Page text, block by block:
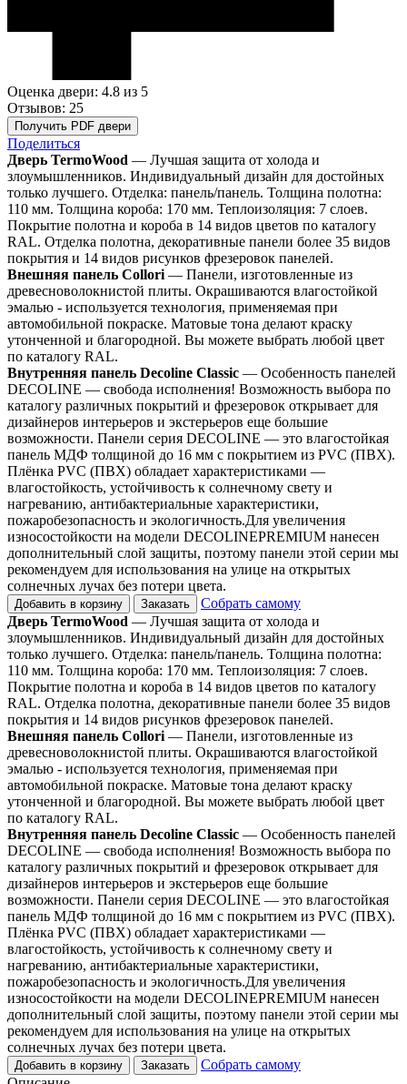
Оценка двери: 4.8 из 5
Отзывов: 25
Получить PDF двери
Поделиться
Дверь TermoWood — Лучшая защита от холода и
злоумышленников. Индивидуальный дизайн для достойных
только лучшего. Отделка: панель/панель. Толщина полотна:
110 мм. Толщина короба: 170 мм. Теплоизоляция: 7 слоев.
Покрытие полотна и короба в 14 видов цветов по каталогу
RAL. Отделка полотна, декоративные панели более 35 видов
покрытия и 14 видов рисунков фрезеровок панелей.
Внешняя панель Collori — Панели, изготовленные из
древесноволокнистой плиты. Окрашиваются влагостойкой
эмалью - используется технология, применяемая при
автомобильной покраске. Матовые тона делают краску
утонченной и благородной. Вы можете выбрать любой цвет
по каталогу RAL.
Внутренняя панель Decoline Classic — Особенность панелей
DECOLINE — свобода исполнения! Возможность выбора по
каталогу различных покрытий и фрезеровок открывает для
дизайнеров интерьеров и экстерьеров еще большие
возможности. Панели серия DECOLINE — это влагостойкая
панель МДФ толщиной до 16 мм с покрытием из PVC (ПВХ).
Плёнка PVC (ПВХ) обладает характеристиками —
влагостойкость, устойчивость к солнечному свету и
нагреванию, антибактериальные характеристики,
пожаробезопасность и экологичность.Для увеличения
износостойкости на модели DECOLINEPREMIUM нанесен
дополнительный слой защиты, поэтому панели этой серии мы
рекомендуем для использования на улице на открытых
солнечных лучах без потери цвета.
Добавить в корзину Заказать
Собрать самому
Дверь TermoWood — Лучшая защита от холода и
злоумышленников. Индивидуальный дизайн для достойных
только лучшего. Отделка: панель/панель. Толщина полотна:
110 мм. Толщина короба: 170 мм. Теплоизоляция: 7 слоев.
Покрытие полотна и короба в 14 видов цветов по каталогу
RAL. Отделка полотна, декоративные панели более 35 видов
покрытия и 14 видов рисунков фрезеровок панелей.
Внешняя панель Collori — Панели, изготовленные из
древесноволокнистой плиты. Окрашиваются влагостойкой
эмалью - используется технология, применяемая при
автомобильной покраске. Матовые тона делают краску
утонченной и благородной. Вы можете выбрать любой цвет
по каталогу RAL.
Внутренняя панель Decoline Classic — Особенность панелей
DECOLINE — свобода исполнения! Возможность выбора по
каталогу различных покрытий и фрезеровок открывает для
дизайнеров интерьеров и экстерьеров еще большие
возможности. Панели серия DECOLINE — это влагостойкая
панель МДФ толщиной до 16 мм с покрытием из PVC (ПВХ).
Плёнка PVC (ПВХ) обладает характеристиками —
влагостойкость, устойчивость к солнечному свету и
нагреванию, антибактериальные характеристики,
пожаробезопасность и экологичность.Для увеличения
износостойкости на модели DECOLINEPREMIUM нанесен
дополнительный слой защиты, поэтому панели этой серии мы
рекомендуем для использования на улице на открытых
солнечных лучах без потери цвета.
Добавить в корзину Заказать
Собрать самому